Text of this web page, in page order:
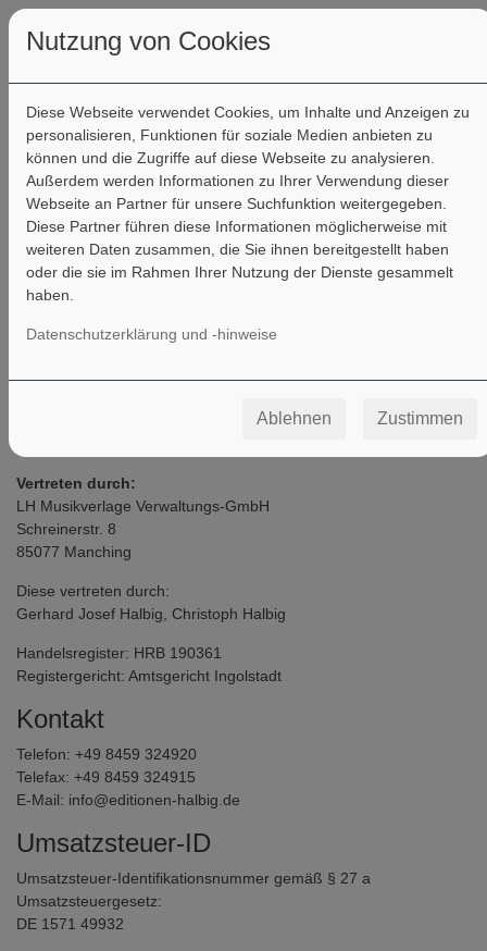
Nutzung von Cookies
Diese Webseite verwendet Cookies, um Inhalte und Anzeigen zu
personalisieren, Funktionen für soziale Medien anbieten zu
können und die Zugriffe auf diese Webseite zu analysieren.
Außerdem werden Informationen zu Ihrer Verwendung dieser
Webseite an Partner für unsere Suchfunktion weitergegeben.
Diese Partner führen diese Informationen möglicherweise mit
weiteren Daten zusammen, die Sie ihnen bereitgestellt haben
oder die sie im Rahmen Ihrer Nutzung der Dienste gesammelt
haben.
Datenschutzerklärung und -hinweise
Ablehnen Zustimmen
Impressum
Angaben gemäß § 5 TMG
Editionen Halbig GmbH & Co. KG
85077 Manching
Vertreten durch:
LH Musikverlage Verwaltungs-GmbH
Schreinerstr. 8
85077 Manching
Diese vertreten durch:
Gerhard Josef Halbig, Christoph Halbig
Handelsregister: HRB 190361
Registergericht: Amtsgericht Ingolstadt
Kontakt
Telefon: +49 8459 324920
Telefax: +49 8459 324915
E-Mail: info@editionen-halbig.de
Umsatzsteuer-ID
Umsatzsteuer-Identifikationsnummer gemäß § 27 a
Umsatzsteuergesetz:
DE 1571 49932